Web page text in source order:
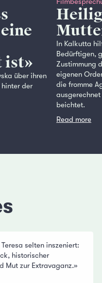
ist»
über ihren
hinter der
In Kalkutta
Bedürftigen,
Zustimmung
eigenen
die fromme
beichtet.
Read more
selten inszeniert:
historischer
Mut zur Extravaganz.»